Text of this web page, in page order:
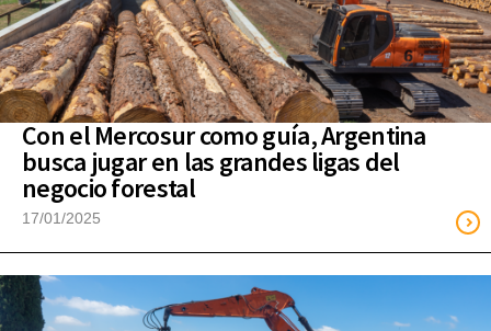
Con el Mercosur como guía, Argentina
busca jugar en las grandes ligas del
negocio forestal
17/01/2025